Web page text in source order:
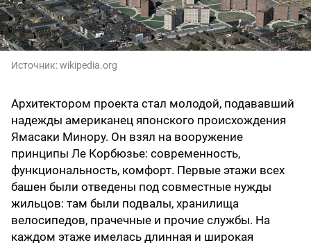
Источник:wikipedia.org
Архитектором проекта стал молодой, подававший
надежды американец японского происхождения
Ямасаки Минору. Он взял на вооружение
принципы Ле Корбюзье: современность,
функциональность, комфорт. Первые этажи всех
башен были отведены под совместные нужды
жильцов: там были подвалы, хранилища
велосипедов, прачечные и прочие службы. На
каждом этаже имелась длинная и широкая